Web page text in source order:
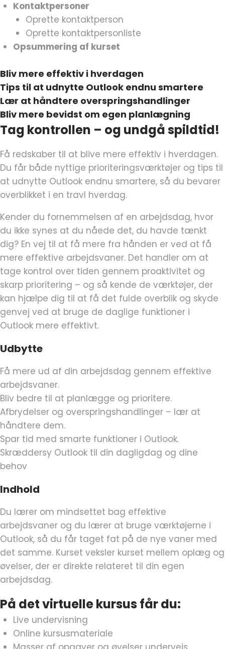
Kontaktpersoner
Oprette kontaktperson
Oprette kontaktpersonliste
Opsummering af kurset
Bliv mere effektiv i hverdagen
Tips til at udnytte Outlook endnu smartere
Lær at håndtere overspringshandlinger
Bliv mere bevidst om egen planlægning
Tag kontrollen – og undgå spildtid!
Få redskaber til at blive mere effektiv i hverdagen.
Du får både nyttige prioriteringsværktøjer og tips til
at udnytte Outlook endnu smartere, så du bevarer
overblikket i en travl hverdag.
Kender du fornemmelsen af en arbejdsdag, hvor
du ikke synes at du nåede det, du havde tænkt
dig? En vej til at få mere fra hånden er ved at få
mere effektive arbejdsvaner. Det handler om at
tage kontrol over tiden gennem proaktivitet og
skarp prioritering – og så kende de værktøjer, der
kan hjælpe dig til at få det fulde overblik og skyde
genvej ved at bruge de daglige funktioner i
Outlook mere effektivt.
Udbytte
Få mere ud af din arbejdsdag gennem effektive
arbejdsvaner.
Bliv bedre til at planlægge og prioritere.
Afbrydelser og overspringshandlinger – lær at
håndtere dem.
Spar tid med smarte funktioner i Outlook.
Skræddersy Outlook til din dagligdag og dine
behov
Indhold
Du lærer om mindsettet bag effektive
arbejdsvaner og du lærer at bruge værktøjerne i
Outlook, så du får taget fat på de nye vaner med
det samme. Kurset veksler kurset mellem oplæg og
øvelser, der er direkte relateret til din egen
arbejdsdag.
På det virtuelle kursus får du:
Live undervisning
Online kursusmateriale